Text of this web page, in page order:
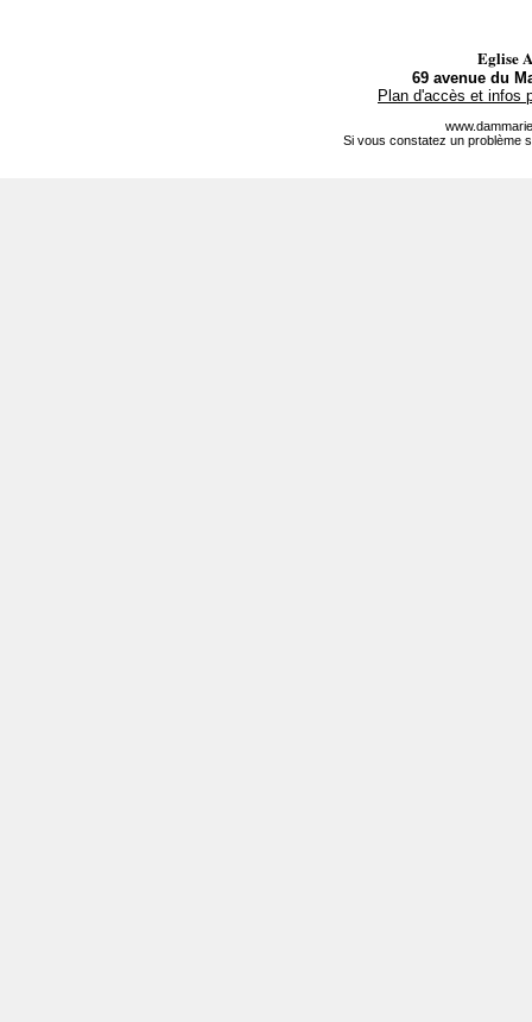
Eglise
69 avenue du
Plan d'accès et infos
Si vous constatez un problème